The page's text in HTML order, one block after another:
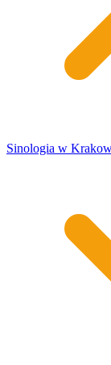
Sinologia w